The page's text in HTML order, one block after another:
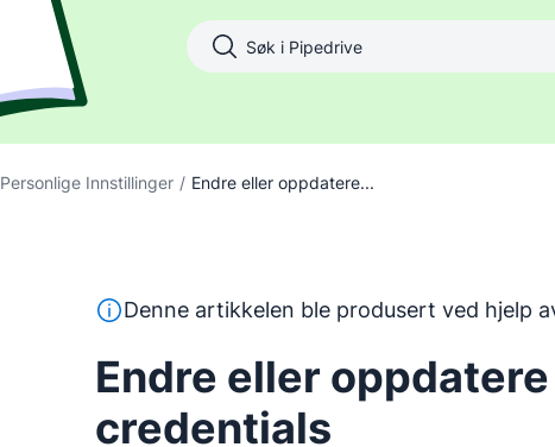
Personlige Innstillinger / Endre eller oppdatere...
Denne teksten ble oversatt fra engelsk ved hjelp
Denne artikkelen ble produsert ved hjelp
Endre eller
credentials